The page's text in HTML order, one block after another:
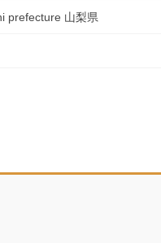
prefecture 山梨県